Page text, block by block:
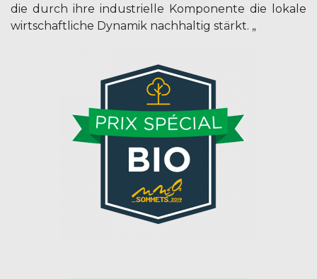
die durch ihre industrielle Komponente die lokale
wirtschaftliche Dynamik nachhaltig stärkt. „